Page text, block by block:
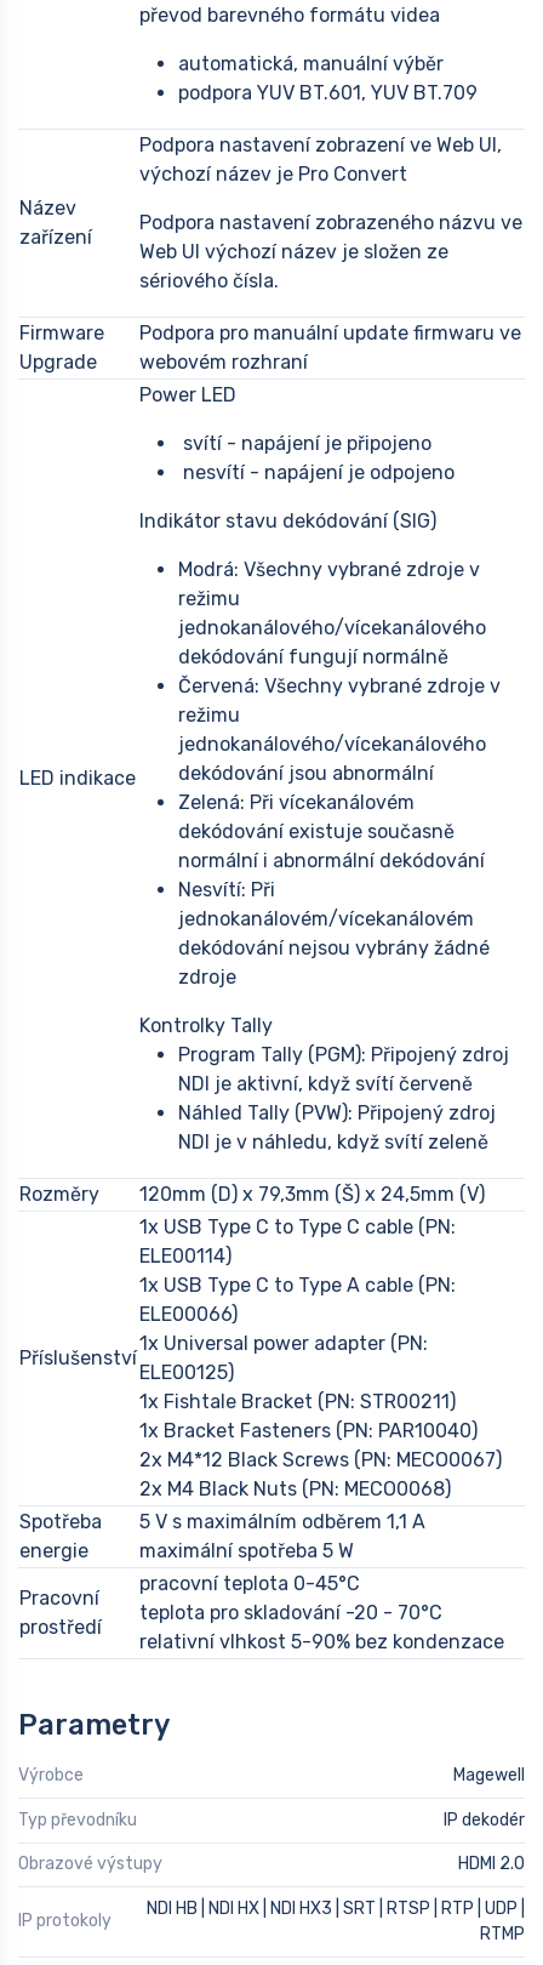
převod barevného formátu videa
automatická, manuální výběr
podpora YUV BT.601, YUV BT.709
Název
zařízení
Podpora nastavení zobrazení ve Web UI,
výchozí název je Pro Convert
Podpora nastavení zobrazeného názvu ve
Web UI výchozí název je složen ze
sériového čísla.
Firmware
Upgrade
Podpora pro manuální update firmwaru ve
webovém rozhraní
LED indikace
Power LED
svítí - napájení je připojeno
nesvítí - napájení je odpojeno
Indikátor stavu dekódování (SIG)
Modrá: Všechny vybrané zdroje v
režimu
jednokanálového/vícekanálového
dekódování fungují normálně
Červená: Všechny vybrané zdroje v
režimu
jednokanálového/vícekanálového
dekódování jsou abnormální
Zelená: Při vícekanálovém
dekódování existuje současně
normální i abnormální dekódování
Nesvítí: Při
jednokanálovém/vícekanálovém
dekódování nejsou vybrány žádné
zdroje
Kontrolky Tally
Program Tally (PGM): Připojený zdroj
NDI je aktivní, když svítí červeně
Náhled Tally (PVW): Připojený zdroj
NDI je v náhledu, když svítí zeleně
Rozměry 120mm (D) x 79,3mm (Š) x 24,5mm (V)
Příslušenství
1x USB Type C to Type C cable (PN:
ELE00114)
1x USB Type C to Type A cable (PN:
ELE00066)
1x Universal power adapter (PN:
ELE00125)
1x Fishtale Bracket (PN: STR00211)
1x Bracket Fasteners (PN: PAR10040)
2x M4*12 Black Screws (PN: MECO0067)
2x M4 Black Nuts (PN: MECO0068)
Spotřeba
energie
5 V s maximálním odběrem 1,1 A
maximální spotřeba 5 W
Pracovní
prostředí
pracovní teplota 0-45°C
teplota pro skladování -20 - 70°C
relativní vlhkost 5-90% bez kondenzace
Parametry
Výrobce Magewell
Typ převodníku IP dekodér
Obrazové výstupy HDMI 2.0
IP protokoly
NDI HB | NDI HX | NDI HX3 | SRT | RTSP | RTP | UDP |
RTMP